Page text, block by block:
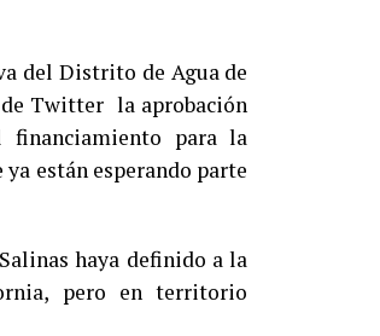
del Distrito de Agua de
de Twitter la aprobación
financiamiento para la
están esperando parte
haya definido a la
pero en territorio